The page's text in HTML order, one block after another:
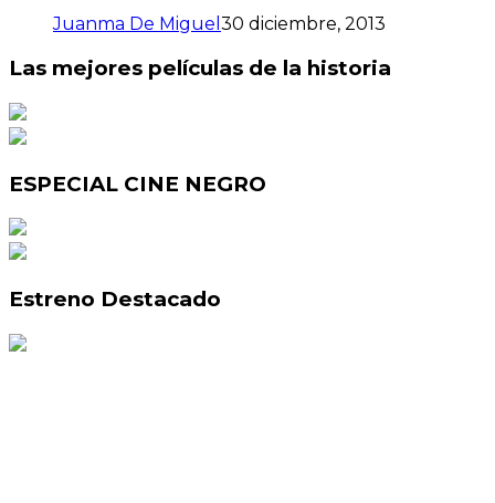
Juanma De Miguel 30 diciembre, 2013
Las mejores películas de la historia
ESPECIAL CINE NEGRO
Estreno Destacado